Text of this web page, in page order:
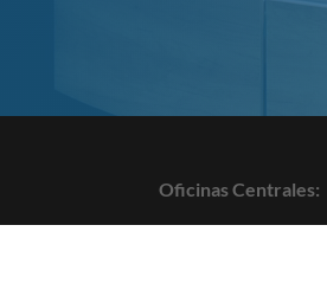
Oficinas Centrales: